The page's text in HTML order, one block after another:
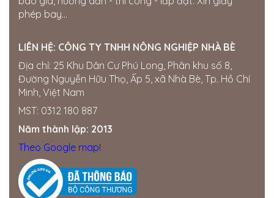
phép bay...
LIÊN HỆ: CÔNG TY TNHH NÔNG NGHIỆP NHÀ BÈ
Địa chỉ: 25 Khu Dân Cư Phú Long, Phân khu số 8,
Đường Nguyễn Hữu Thọ, Ấp 5, xã Nhà Bè, Tp. Hồ Chí
Minh, Việt Nam
MST: 0312 180 887
Năm thành lập: 2013
Theo Google map!